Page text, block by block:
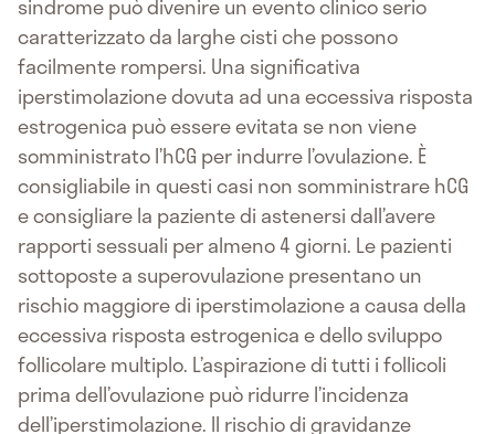
sindrome può divenire un evento clinico serio
caratterizzato da larghe cisti che possono
facilmente rompersi. Una significativa
iperstimolazione dovuta ad una eccessiva risposta
estrogenica può essere evitata se non viene
somministrato l’hCG per indurre l’ovulazione. È
consigliabile in questi casi non somministrare hCG
e consigliare la paziente di astenersi dall’avere
rapporti sessuali per almeno 4 giorni. Le pazienti
sottoposte a superovulazione presentano un
rischio maggiore di iperstimolazione a causa della
eccessiva risposta estrogenica e dello sviluppo
follicolare multiplo. L’aspirazione di tutti i follicoli
prima dell’ovulazione può ridurre l’incidenza
dell’iperstimolazione. Il rischio di gravidanze